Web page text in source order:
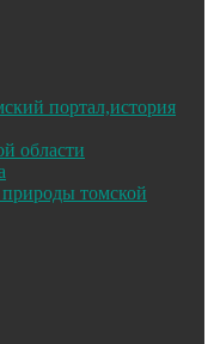
портал,история
области
томской